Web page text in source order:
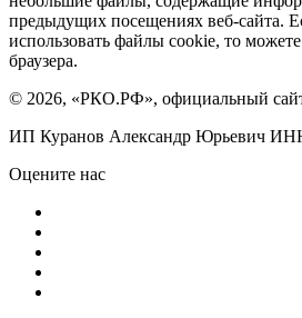
предыдущих посещениях веб-сайта.
использовать файлы cookie, то
браузера.
© 2026, «РКО.РФ», официальный
ИП Куранов Александр Юрьевич
Оцените нас